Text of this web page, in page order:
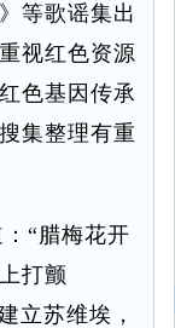
等歌谣集出
视红色资源
色基因传承
集整理有重
“腊梅花开
打颤
立苏维埃，